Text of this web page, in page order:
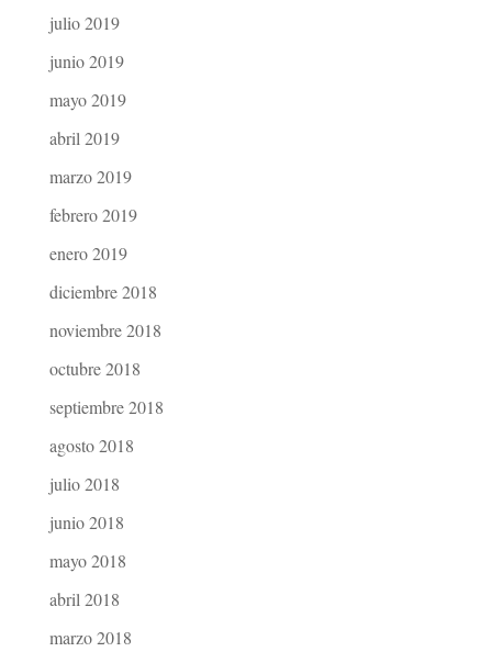
julio 2019
junio 2019
mayo 2019
abril 2019
marzo 2019
febrero 2019
enero 2019
diciembre 2018
noviembre 2018
octubre 2018
septiembre 2018
agosto 2018
julio 2018
junio 2018
mayo 2018
abril 2018
marzo 2018